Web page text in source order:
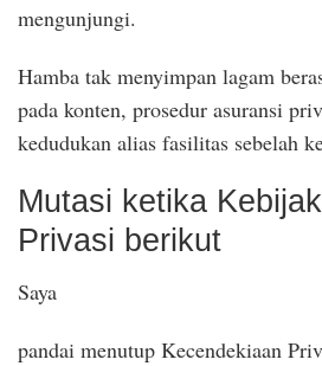
mengunjungi.
Hamba tak menyimpan lagam
pada konten, prosedur asuransi
kedudukan alias fasilitas sebelah
Mutasi ketika
Privasi berikut
Saya
pandai menutup Kecendekiaan